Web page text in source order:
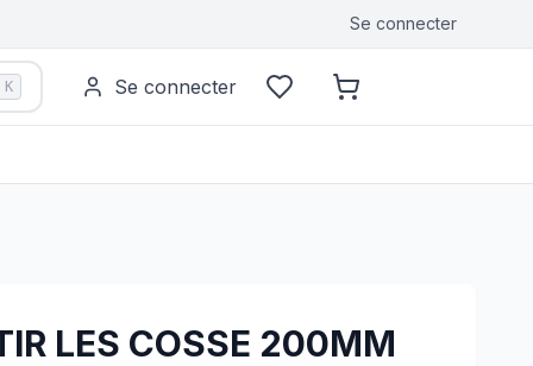
Se connecter
K Se connecter
LES COSSE 200MM